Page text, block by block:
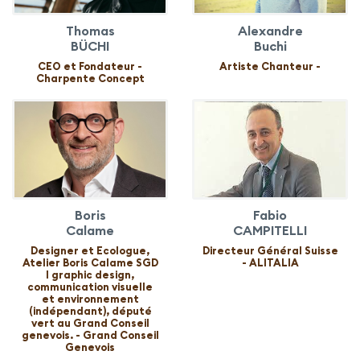
Thomas
BÜCHI
CEO et Fondateur -
Charpente Concept
Alexandre
Buchi
Artiste Chanteur -
Boris
Calame
Designer et Ecologue,
Atelier Boris Calame SGD
l graphic design,
communication visuelle
et environnement
(indépendant), député
vert au Grand Conseil
genevois. - Grand Conseil
Genevois
Fabio
CAMPITELLI
Directeur Général Suisse
- ALITALIA